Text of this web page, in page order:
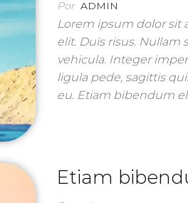
Por ADMIN
Lorem ipsum dolor sit
elit. Duis risus. Nullam
vehicula. Integer
ligula pede, sagittis
eu. Etiam bibendum
Etiam